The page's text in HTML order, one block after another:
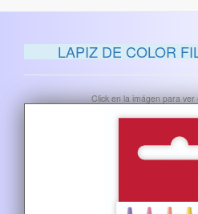
LAPIZ DE COLOR
Click en la imágen para